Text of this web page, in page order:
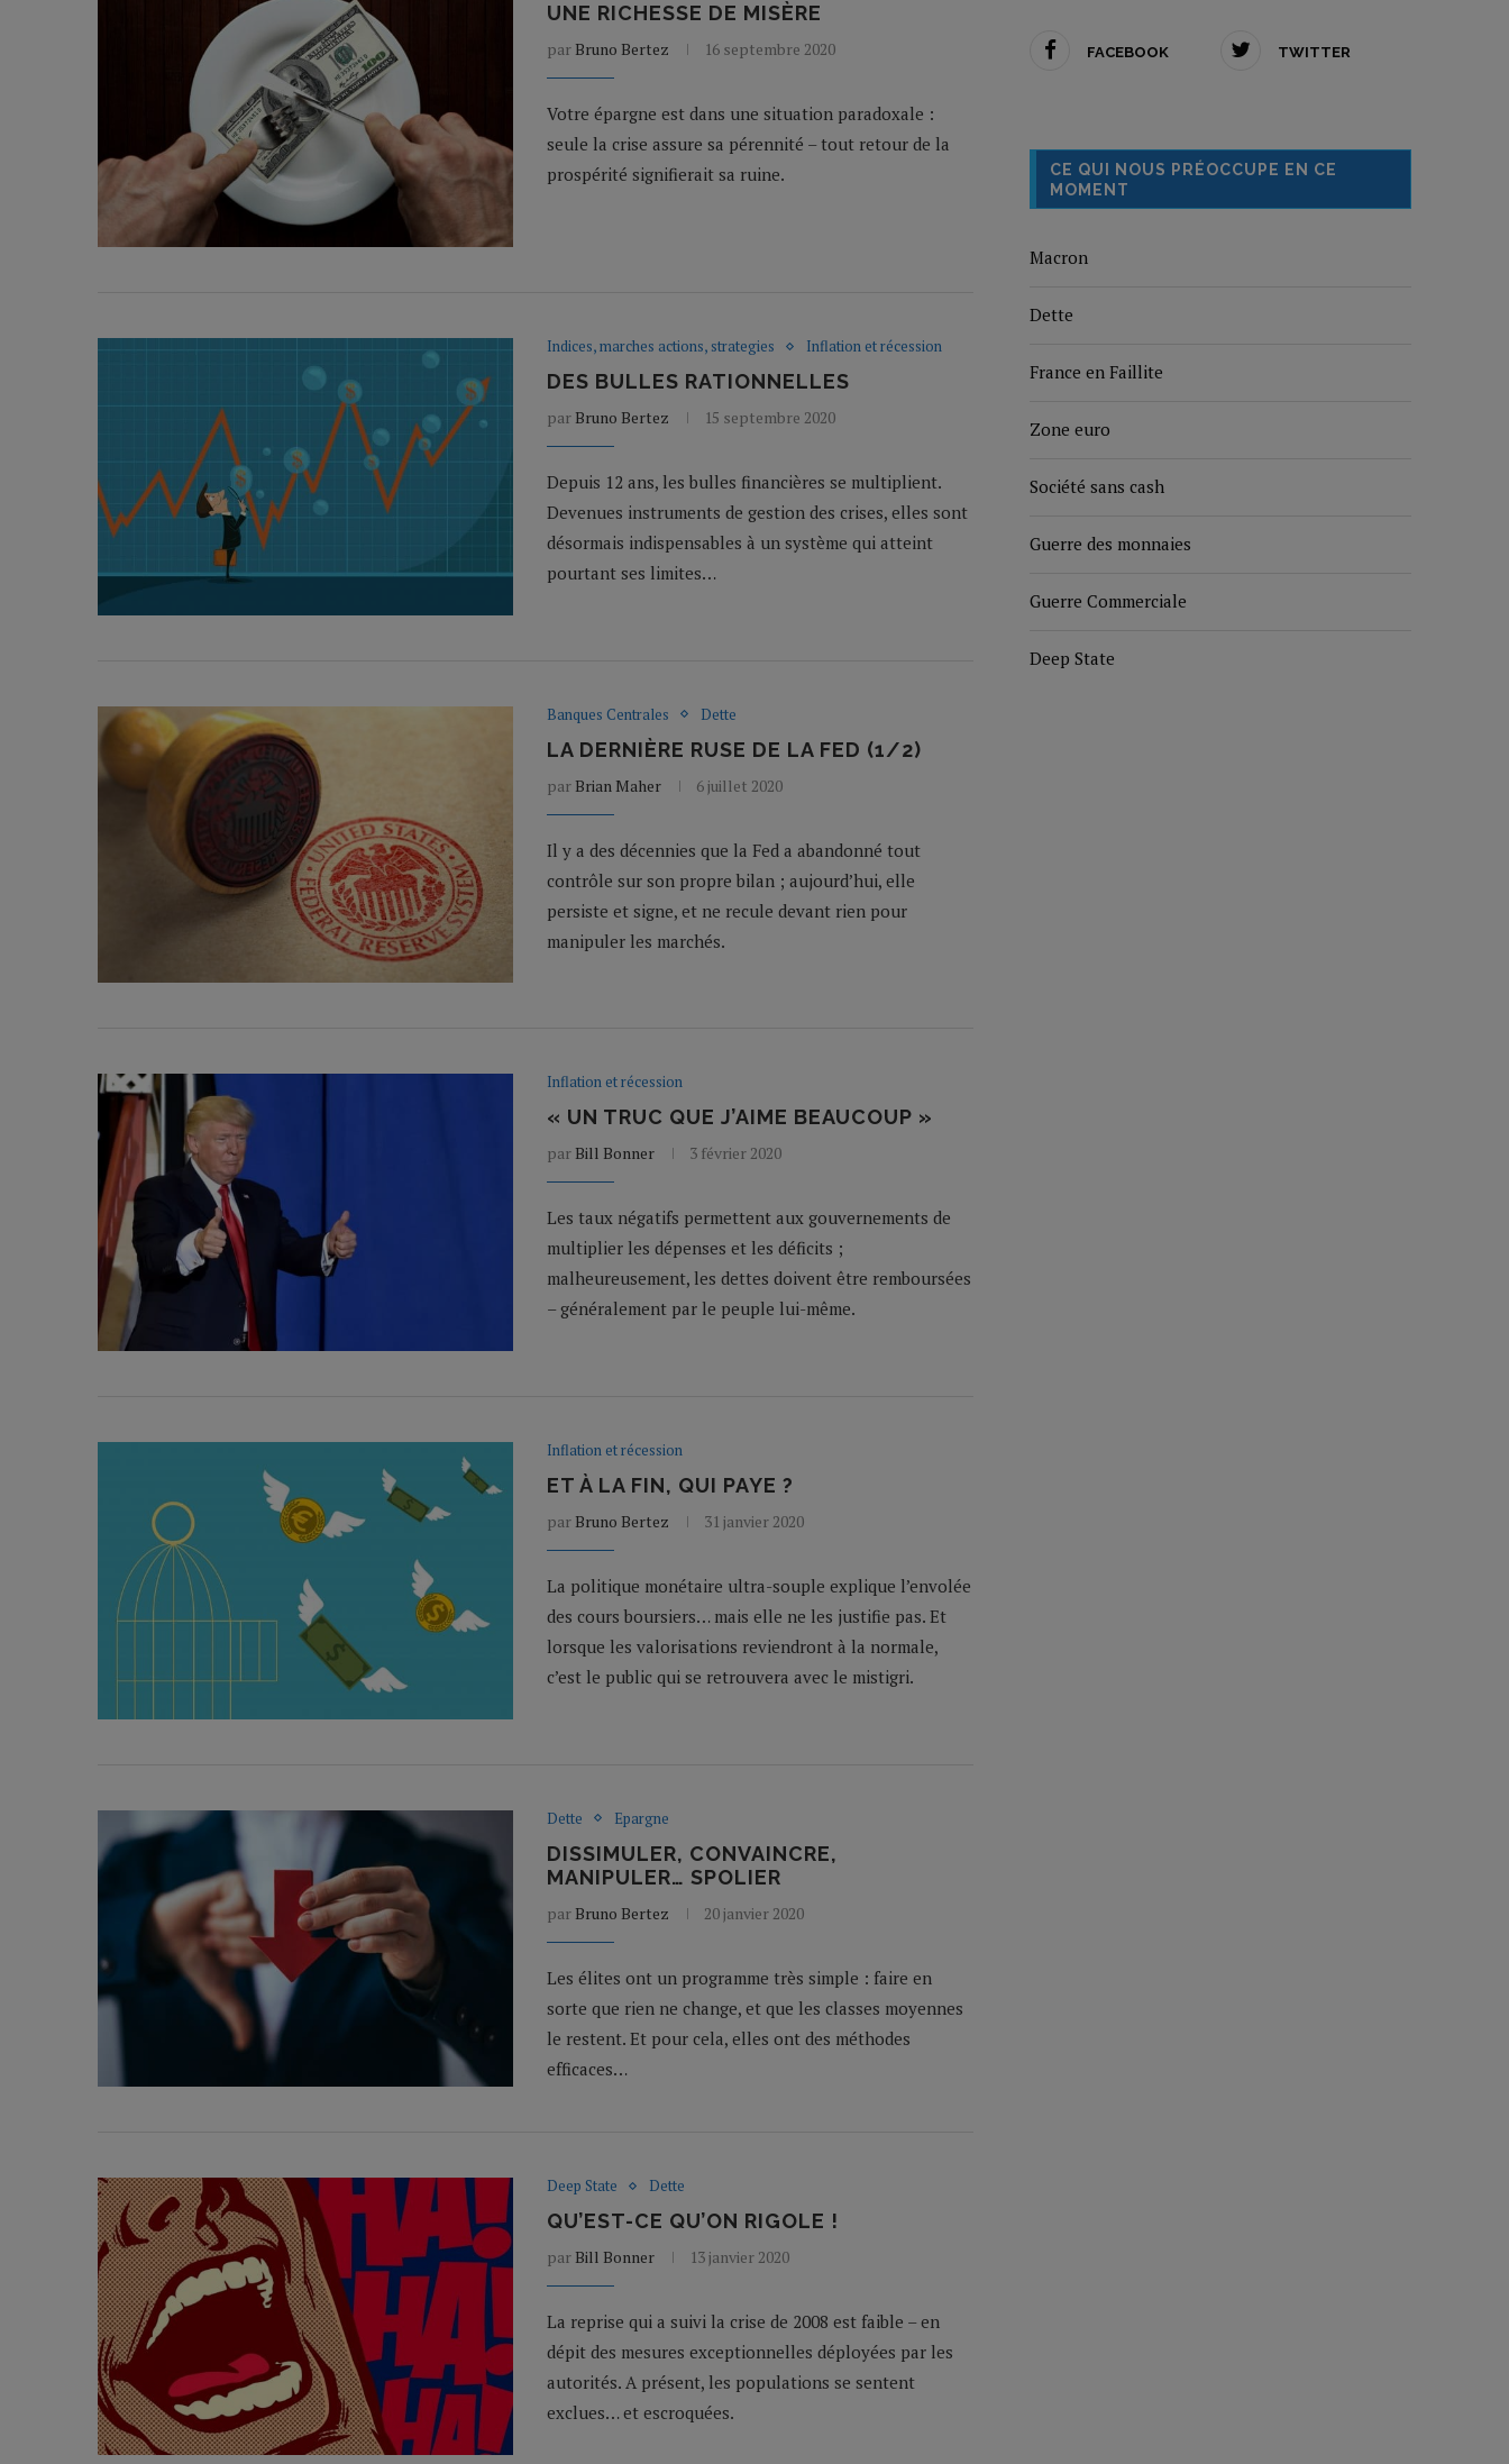
UNE RICHESSE DE MISÈRE
par Bruno Bertez 16 septembre 2020
Votre épargne est dans une situation paradoxale :
seule la crise assure sa pérennité – tout retour de la
prospérité signifierait sa ruine.
Indices, marches actions, strategies Inflation et récession
DES BULLES RATIONNELLES
par Bruno Bertez 15 septembre 2020
Depuis 12 ans, les bulles financières se multiplient.
Devenues instruments de gestion des crises, elles sont
désormais indispensables à un système qui atteint
pourtant ses limites…
Banques Centrales Dette
LA DERNIÈRE RUSE DE LA FED (1/2)
par Brian Maher 6 juillet 2020
Il y a des décennies que la Fed a abandonné tout
contrôle sur son propre bilan ; aujourd’hui, elle
persiste et signe, et ne recule devant rien pour
manipuler les marchés.
Inflation et récession
« UN TRUC QUE J’AIME BEAUCOUP »
par Bill Bonner 3 février 2020
Les taux négatifs permettent aux gouvernements de
multiplier les dépenses et les déficits ;
malheureusement, les dettes doivent être remboursées
– généralement par le peuple lui-même.
Inflation et récession
ET À LA FIN, QUI PAYE ?
par Bruno Bertez 31 janvier 2020
La politique monétaire ultra-souple explique l’envolée
des cours boursiers… mais elle ne les justifie pas. Et
lorsque les valorisations reviendront à la normale,
c’est le public qui se retrouvera avec le mistigri.
Dette Epargne
DISSIMULER, CONVAINCRE,
MANIPULER… SPOLIER
par Bruno Bertez 20 janvier 2020
Les élites ont un programme très simple : faire en
sorte que rien ne change, et que les classes moyennes
le restent. Et pour cela, elles ont des méthodes
efficaces…
Deep State Dette
QU’EST-CE QU’ON RIGOLE !
par Bill Bonner 13 janvier 2020
La reprise qui a suivi la crise de 2008 est faible – en
dépit des mesures exceptionnelles déployées par les
autorités. A présent, les populations se sentent
exclues… et escroquées.
FACEBOOK TWITTER
CE QUI NOUS PRÉOCCUPE EN CE
MOMENT
Macron
Dette
France en Faillite
Zone euro
Société sans cash
Guerre des monnaies
Guerre Commerciale
Deep State